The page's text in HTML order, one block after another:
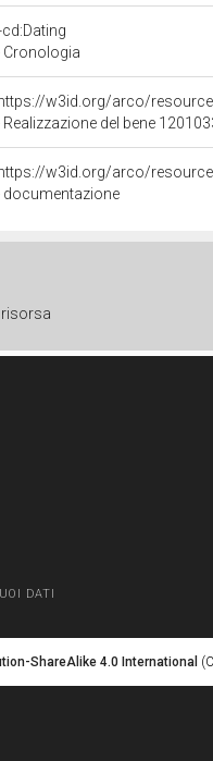
cd:Dating
Cronologia
w3id.org/arco/
Realizzazione del bene
w3id.org/arco/
documentazione
risorsa
DATI
ShareAlike 4.0 International